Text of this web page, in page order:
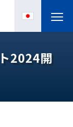
2024開